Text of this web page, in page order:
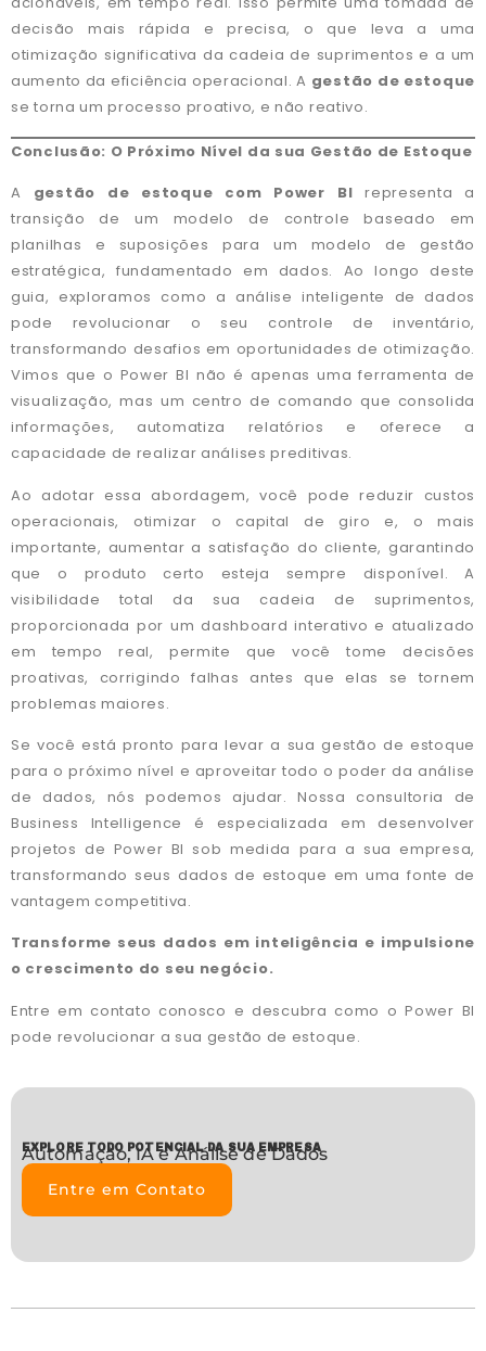
decisão mais rápida e precisa, o que leva a uma
otimização significativa da cadeia de suprimentos e a um
aumento da eficiência operacional. A gestão de estoque
se torna um processo proativo, e não reativo.
Conclusão: O Próximo Nível da sua Gestão de Estoque
A gestão de estoque com Power BI representa a
transição de um modelo de controle baseado em
planilhas e suposições para um modelo de gestão
estratégica, fundamentado em dados. Ao longo deste
guia, exploramos como a análise inteligente de dados
pode revolucionar o seu controle de inventário,
transformando desafios em oportunidades de otimização.
Vimos que o Power BI não é apenas uma ferramenta de
visualização, mas um centro de comando que consolida
informações, automatiza relatórios e oferece a
capacidade de realizar análises preditivas.
Ao adotar essa abordagem, você pode reduzir custos
operacionais, otimizar o capital de giro e, o mais
importante, aumentar a satisfação do cliente, garantindo
que o produto certo esteja sempre disponível. A
visibilidade total da sua cadeia de suprimentos,
proporcionada por um dashboard interativo e atualizado
em tempo real, permite que você tome decisões
proativas, corrigindo falhas antes que elas se tornem
problemas maiores.
Se você está pronto para levar a sua gestão de estoque
para o próximo nível e aproveitar todo o poder da análise
de dados, nós podemos ajudar. Nossa consultoria de
Business Intelligence é especializada em desenvolver
projetos de Power BI sob medida para a sua empresa,
transformando seus dados de estoque em uma fonte de
vantagem competitiva.
Transforme seus dados em inteligência e impulsione
o crescimento do seu negócio.
Entre em contato conosco e descubra como o Power BI
pode revolucionar a sua gestão de estoque.
EXPLORE TODO POTENCIAL DA SUA EMPRESA
Automação, IA e Análise de Dados
Entre em Contato